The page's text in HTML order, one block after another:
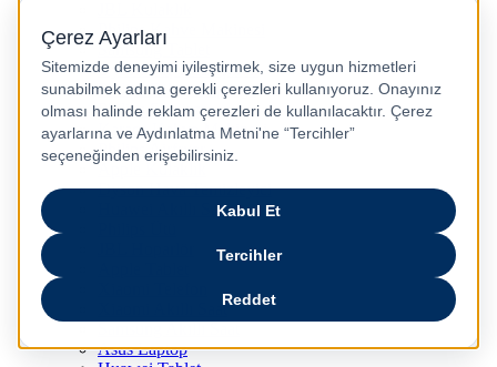
Philips Kahve Makinesi
Samsung Tablet
Dyson Saç Düzleştirici
Philips Dikey Süpürge
Philips Süpürge
Karaca Kahve Makinesi
Philips Airfryer
Apple Kulaklık
Dyson Hava Temizleyici
Huawei Akıllı Saat
Xiaomi Akıllı Saat
Asus Laptop